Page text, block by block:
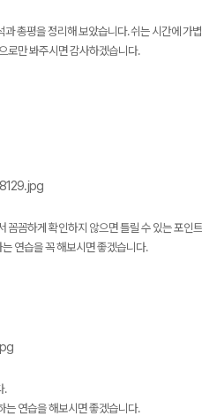
총평을 정리해 보았습니다. 쉬는 시간에 가
로만 봐주시면 감사하겠습니다.
꼼꼼하게 확인하지 않으면 틀릴 수 있는 포인
연습을 꼭 해보시면 좋겠습니다.
.
는 연습을 해보시면 좋겠습니다.